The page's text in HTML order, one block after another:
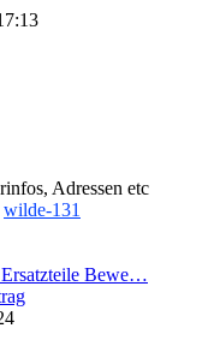
Adressen etc
wilde-131
Bewe…